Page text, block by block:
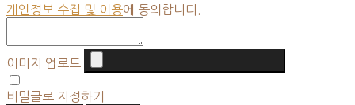
개인정보 수집 및 이용에 동의합니다.
이미지 업로드
비밀글로 지정하기